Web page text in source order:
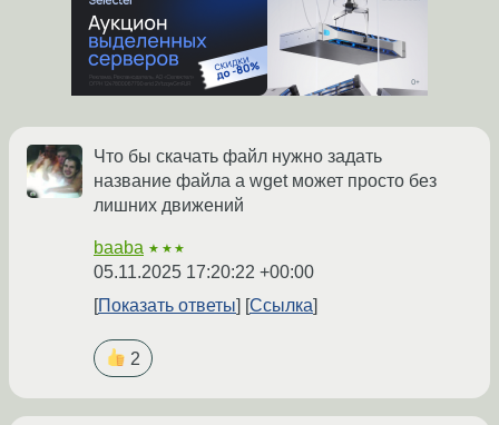
Что бы скачать файл нужно задать
название файла а wget может просто без
лишних движений
baaba ★★★
05.11.2025 17:20:22 +00:00
Показать ответы
Ссылка
2